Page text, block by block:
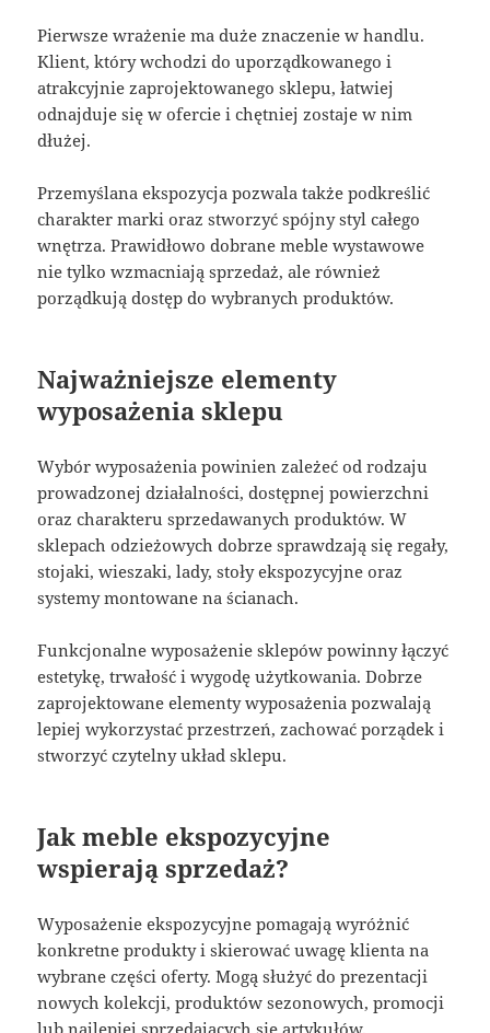
Pierwsze wrażenie ma duże znaczenie w handlu.
Klient, który wchodzi do uporządkowanego i
atrakcyjnie zaprojektowanego sklepu, łatwiej
odnajduje się w ofercie i chętniej zostaje w nim
dłużej.
Przemyślana ekspozycja pozwala także podkreślić
charakter marki oraz stworzyć spójny styl całego
wnętrza. Prawidłowo dobrane meble wystawowe
nie tylko wzmacniają sprzedaż, ale również
porządkują dostęp do wybranych produktów.
Najważniejsze elementy
wyposażenia sklepu
Wybór wyposażenia powinien zależeć od rodzaju
prowadzonej działalności, dostępnej powierzchni
oraz charakteru sprzedawanych produktów. W
sklepach odzieżowych dobrze sprawdzają się regały,
stojaki, wieszaki, lady, stoły ekspozycyjne oraz
systemy montowane na ścianach.
Funkcjonalne wyposażenie sklepów powinny łączyć
estetykę, trwałość i wygodę użytkowania. Dobrze
zaprojektowane elementy wyposażenia pozwalają
lepiej wykorzystać przestrzeń, zachować porządek i
stworzyć czytelny układ sklepu.
Jak meble ekspozycyjne
wspierają sprzedaż?
Wyposażenie ekspozycyjne pomagają wyróżnić
konkretne produkty i skierować uwagę klienta na
wybrane części oferty. Mogą służyć do prezentacji
nowych kolekcji, produktów sezonowych, promocji
lub najlepiej sprzedających się artykułów.